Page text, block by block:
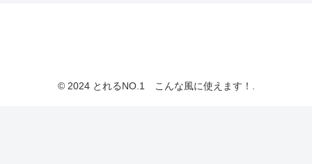
© 2024 とれるNO.1 こんな風に使えます！.